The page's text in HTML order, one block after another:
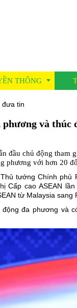
THÔNG
đưa tin
Cáo
đưa tin
và thúc
đầu chủ động tham
phương với hơn 20
tướng Chính phủ
Cấp cao ASEAN
từ Malaysia sang
đa phương và